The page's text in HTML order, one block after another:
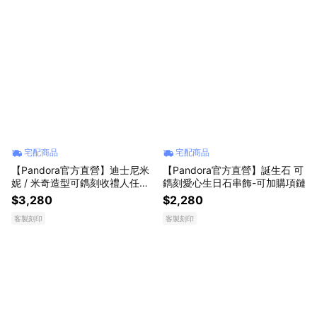
宅配商品
【Pandora官方直營】迪士尼米
妮 / 米奇造型可鐫刻收禮人任選
吊飾
$3,280
客製刻印
宅配商品
【Pandora官方直營】誕生石 可
鐫刻愛心生日石串飾-可加購項鏈
$2,280
客製刻印